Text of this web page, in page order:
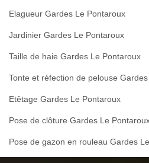
Elagueur Gardes Le Pontaroux
Jardinier Gardes Le Pontaroux
Taille de haie Gardes Le Pontaroux
Tonte et réfection de pelouse
Etêtage Gardes Le Pontaroux
Pose de clôture Gardes Le
Pose de gazon en rouleau Gardes